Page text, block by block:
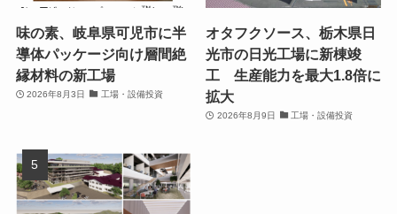
味の素、岐阜県可児市に半
導体パッケージ向け層間絶
縁材料の新工場
2026年8月3日 工場・設備投資
オタフクソース、栃木県日
光市の日光工場に新棟竣
工 生産能力を最大1.8倍に
拡大
2026年8月9日 工場・設備投資